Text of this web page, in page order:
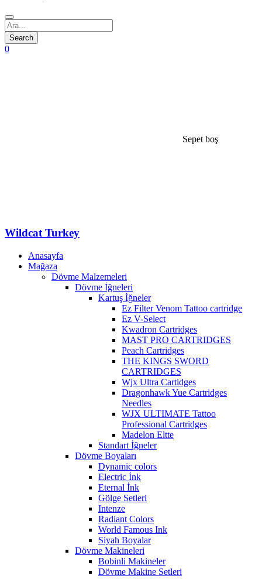
0
Sepet boş
Wildcat Turkey
Anasayfa
Mağaza
Dövme Malzemeleri
Dövme İğneleri
Kartuş İğneler
Ez Filter Venom Tattoo cartridge
Ez V-Select
Kwadron Cartridges
MAST PRO CARTRIDGES
Peach Cartridges
THE KINGS SWORD
CARTRIDGES
Wjx Ultra Cartidges
Dragonhawk Yue Cartridges
Needles
WJX ULTIMATE Tattoo
Professional Cartridges
Madelon Eltte
Standart İğneler
Dövme Boyaları
Dynamic colors
Electric İnk
Eternal İnk
Gölge Setleri
Intenze
Radiant Colors
World Famous Ink
Siyah Boyalar
Dövme Makineleri
Bobinli Makineler
Dövme Makine Setleri